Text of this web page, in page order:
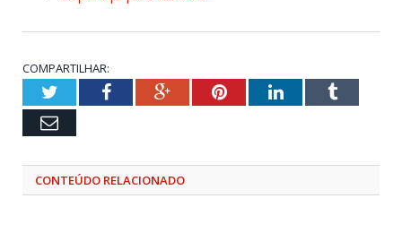
COMPARTILHAR:
TwitterFacebookGoogle+PinterestLinkedInTumblr
Email
CONTEÚDO RELACIONADO